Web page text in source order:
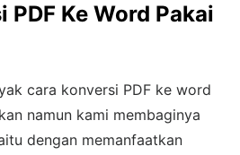
PDF Ke Word Pakai
cara konversi PDF ke word
namun kami membaginya
dengan memanfaatkan